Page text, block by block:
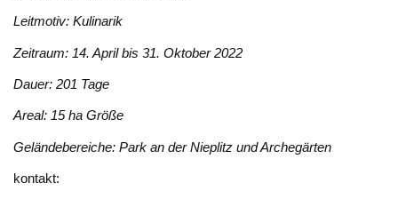
Leitmotiv: Kulinarik
Zeitraum: 14. April bis 31. Oktober 2022
Dauer: 201 Tage
Areal: 15 ha Größe
Geländebereiche: Park an der Nieplitz und Archegärten
kontakt: